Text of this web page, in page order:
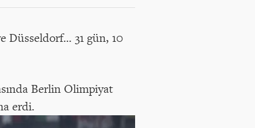
31 gün, 10
Berlin Olimpiyat
erdi.